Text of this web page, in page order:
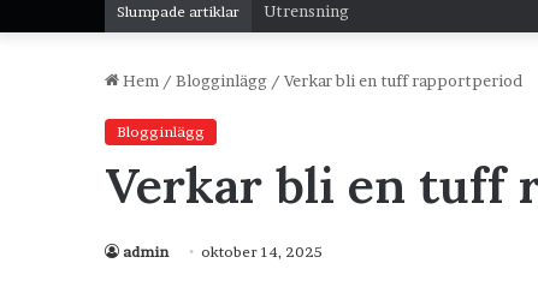
Slumpade artiklar Utrensning
Hem / Blogginlägg / Verkar bli en tuff rapportperiod
Blogginlägg
Verkar bli en tuff
admin oktober 14, 2025